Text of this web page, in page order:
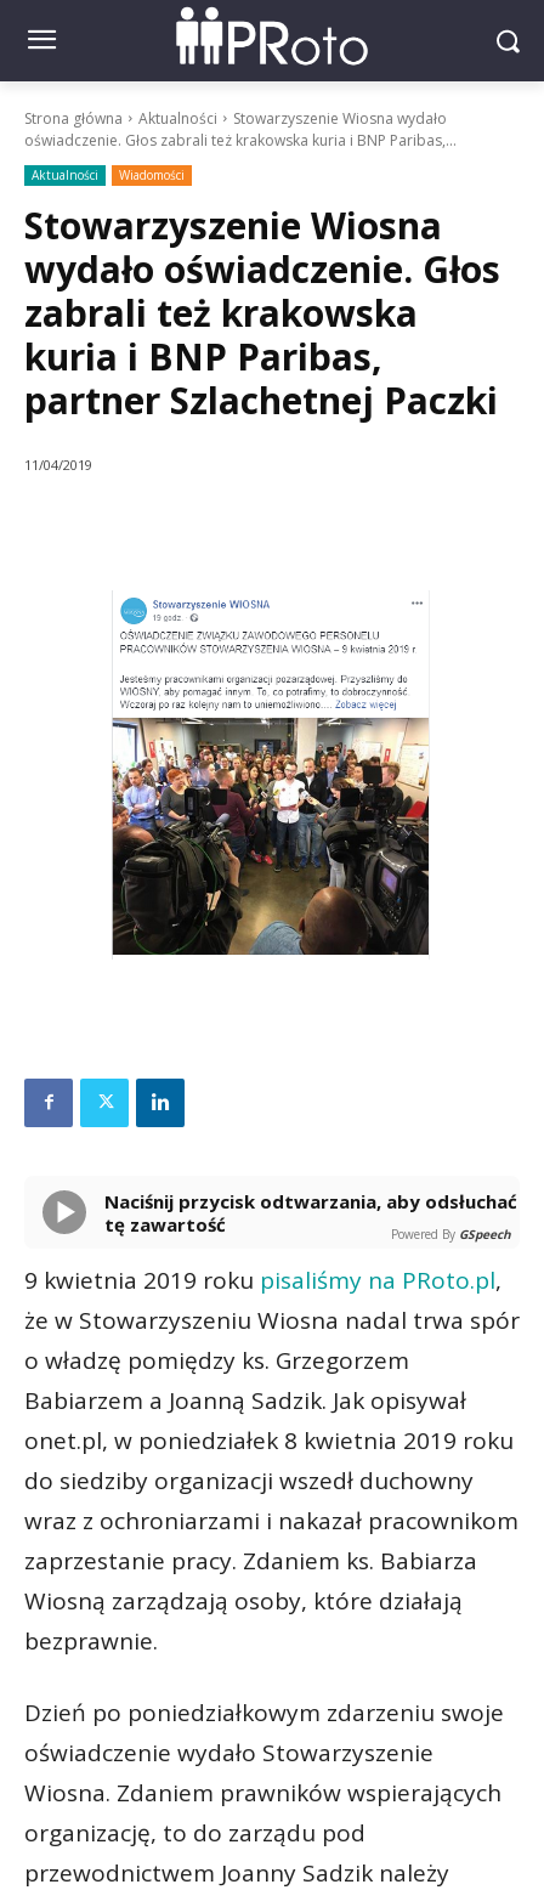
Strona główna Aktualności
Stowarzyszenie Wiosna wydało
oświadczenie. Głos zabrali też krakowska kuria i BNP Paribas,...
Aktualności Wiadomości
Stowarzyszenie Wiosna
wydało oświadczenie. Głos
zabrali też krakowska
kuria i BNP Paribas,
partner Szlachetnej Paczki
11/04/2019
Naciśnij przycisk odtwarzania, aby odsłuchać
tę zawartość
Powered By GSpeech
9 kwietnia 2019 roku pisaliśmy na PRoto.pl,
że w Stowarzyszeniu Wiosna nadal trwa spór
o władzę pomiędzy ks. Grzegorzem
Babiarzem a Joanną Sadzik. Jak opisywał
onet.pl, w poniedziałek 8 kwietnia 2019 roku
do siedziby organizacji wszedł duchowny
wraz z ochroniarzami i nakazał pracownikom
zaprzestanie pracy. Zdaniem ks. Babiarza
Wiosną zarządzają osoby, które działają
bezprawnie.
Dzień po poniedziałkowym zdarzeniu swoje
oświadczenie wydało Stowarzyszenie
Wiosna. Zdaniem prawników wspierających
organizację, to do zarządu pod
przewodnictwem Joanny Sadzik należy